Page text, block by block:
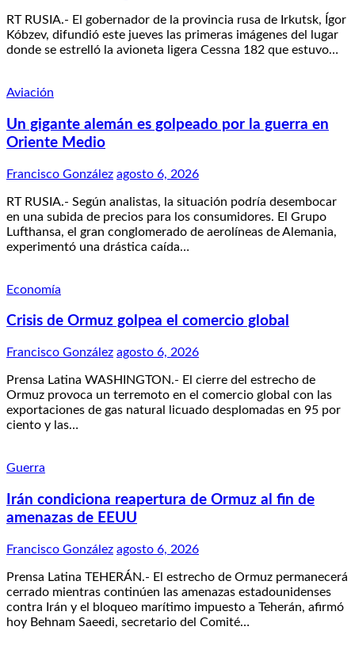
RT RUSIA.- El gobernador de la provincia rusa de Irkutsk, Ígor
Kóbzev, difundió este jueves las primeras imágenes del lugar
donde se estrelló la avioneta ligera Cessna 182 que estuvo…
Aviación
Un gigante alemán es golpeado por la guerra en
Oriente Medio
Francisco González agosto 6, 2026
RT RUSIA.- Según analistas, la situación podría desembocar
en una subida de precios para los consumidores. El Grupo
Lufthansa, el gran conglomerado de aerolíneas de Alemania,
experimentó una drástica caída…
Economía
Crisis de Ormuz golpea el comercio global
Francisco González agosto 6, 2026
Prensa Latina WASHINGTON.- El cierre del estrecho de
Ormuz provoca un terremoto en el comercio global con las
exportaciones de gas natural licuado desplomadas en 95 por
ciento y las…
Guerra
Irán condiciona reapertura de Ormuz al fin de
amenazas de EEUU
Francisco González agosto 6, 2026
Prensa Latina TEHERÁN.- El estrecho de Ormuz permanecerá
cerrado mientras continúen las amenazas estadounidenses
contra Irán y el bloqueo marítimo impuesto a Teherán, afirmó
hoy Behnam Saeedi, secretario del Comité…